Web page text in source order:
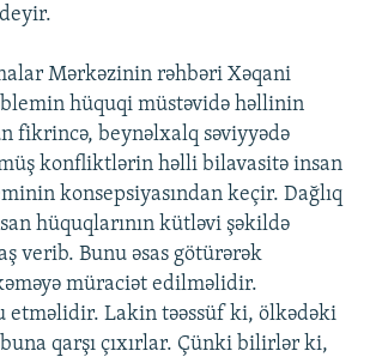
Mərkəzinin rəhbəri Xəqani
hüquqi müstəvidə həllinin
fikrincə, beynəlxalq səviyyədə
konfliktlərin həlli bilavasitə insan
konsepsiyasından keçir. Dağlıq
hüquqlarının kütləvi şəkildə
verib. Bunu əsas götürərək
müraciət edilməlidir.
etməlidir. Lakin təəssüf ki, ölkədəki
qarşı çıxırlar. Çünki bilirlər ki,